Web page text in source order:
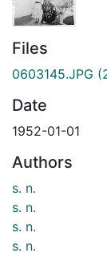
Files
0603145.JPG
Date
1952-01-01
Authors
s. n.
s. n.
s. n.
s. n.